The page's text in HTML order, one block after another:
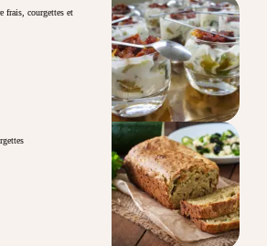
frais, courgettes et